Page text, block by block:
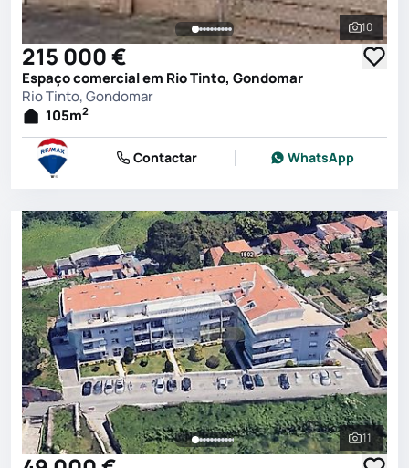
Ver
10
215 000 €
Espaço comercial em Rio Tinto, Gondomar
Rio Tinto, Gondomar
105m2
Contactar WhatsApp
Ver
11